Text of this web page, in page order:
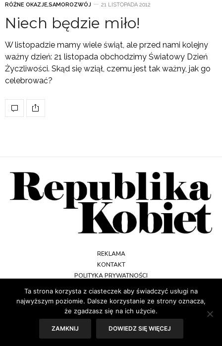
RÓŻNE OKAZJE,SAMOROZWÓJ 21 LISTOPADA 2012
Niech będzie miło!
W listopadzie mamy wiele świąt, ale przed nami kolejny
ważny dzień: 21 listopada obchodzimy Światowy Dzień
Życzliwości. Skąd się wziął, czemu jest tak ważny, jak go
celebrować?
REKLAMA
KONTAKT
POLITYKA PRYWATNOŚCI
REGULAMIN
Ta strona korzysta z ciasteczek aby świadczyć usługi na
najwyższym poziomie. Dalsze korzystanie ze strony oznacza,
że zgadzasz się na ich użycie.
ZAMKNIJ DOWIEDZ SIĘ WIĘCEJ